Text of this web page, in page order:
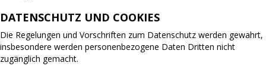
DATENSCHUTZ UND COOKIES
Die Regelungen und Vorschriften zum Datenschutz werden gewahrt,
insbesondere werden personenbezogene Daten Dritten nicht
zugänglich gemacht.